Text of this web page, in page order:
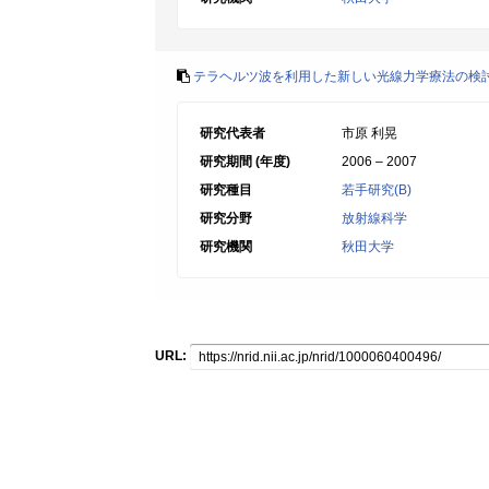
テラヘルツ波を利用した新しい光線力学療法の検
研究代表者
市原 利晃
研究期間 (年度)
2006 – 2007
研究種目
若手研究(B)
研究分野
放射線科学
研究機関
秋田大学
URL: